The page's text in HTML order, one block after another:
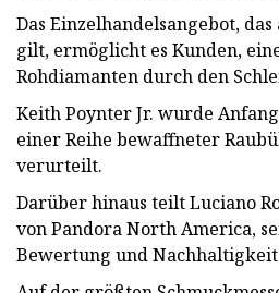
Das Einzelhandelsangebot,
gilt, ermöglicht es Kunden,
Rohdiamanten durch den
Keith Poynter Jr. wurde
einer Reihe bewaffneter
verurteilt.
Darüber hinaus teilt Luciano
von Pandora North America,
Bewertung und